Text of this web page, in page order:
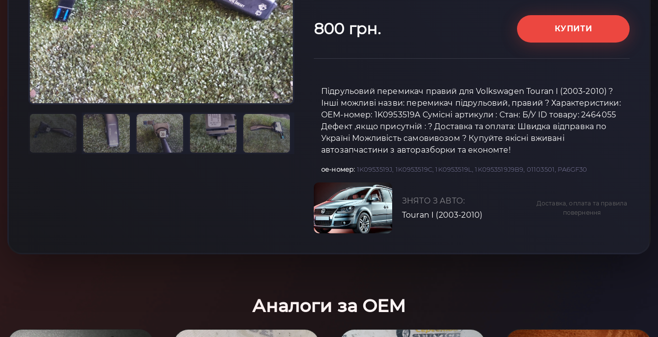
800 грн. КУПИТИ
Підрульовий перемикач правий для Volkswagen Touran I (2003-2010) ?
Інші можливі назви: перемикач підрульовий, правий ? Характеристики:
OEM-номер: 1K0953519A Сумісні артикули : Стан: Б/У ID товару: 2464055
Дефект ,якщо присутній : ? Доставка та оплата: Швидка відправка по
Україні Можливість самовивозом ? Купуйте якісні вживані
автозапчастини з авторазборки та економте!
oe-номер: 1K0953519J, 1K0953519C, 1K0953519L, 1K0953519J9B9, 01103501, PA6GF30
ЗНЯТО З АВТО:
Touran I (2003-2010)
Доставка, оплата та правила
повернення
Аналоги за OEM